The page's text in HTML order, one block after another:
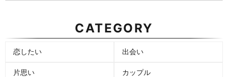
CATEGORY
恋したい 出会い
片思い カップル